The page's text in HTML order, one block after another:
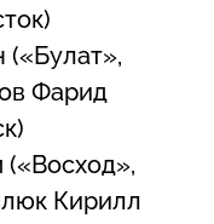
(«Булат»,
Фарид
(«Восход»,
Кирилл